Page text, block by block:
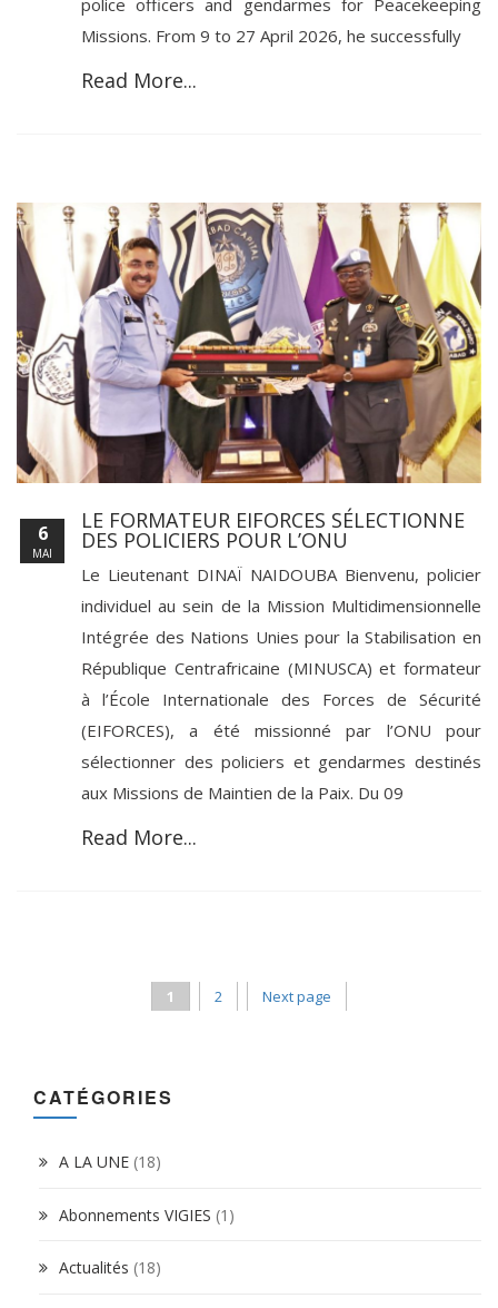
Missions. From 9 to 27 April 2026, he successfully
Read More...
LE FORMATEUR EIFORCES SÉLECTIONNE
DES POLICIERS POUR L’ONU
Le Lieutenant DINAÏ NAIDOUBA Bienvenu, policier
individuel au sein de la Mission Multidimensionnelle
Intégrée des Nations Unies pour la Stabilisation en
République Centrafricaine (MINUSCA) et formateur
à l’École Internationale des Forces de Sécurité
(EIFORCES), a été missionné par l’ONU pour
sélectionner des policiers et gendarmes destinés
aux Missions de Maintien de la Paix. Du 09
Read More...
6
MAI
1 2 Next page
CATÉGORIES
A LA UNE (18)
Abonnements VIGIES (1)
Actualités (18)